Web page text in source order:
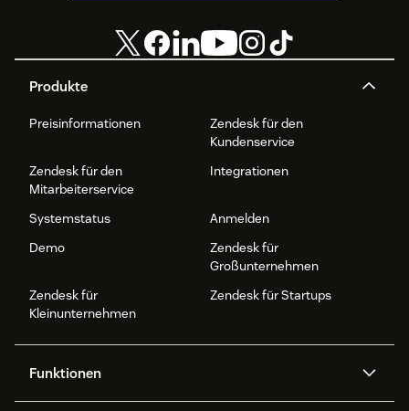
Produkte
Preisinformationen
Zendesk für den
Kundenservice
Zendesk für den
Mitarbeiterservice
Integrationen
Systemstatus
Anmelden
Demo
Zendesk für
Großunternehmen
Zendesk für
Kleinunternehmen
Zendesk für Startups
Funktionen